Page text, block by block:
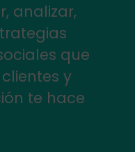
analizar,
que
y
te hace